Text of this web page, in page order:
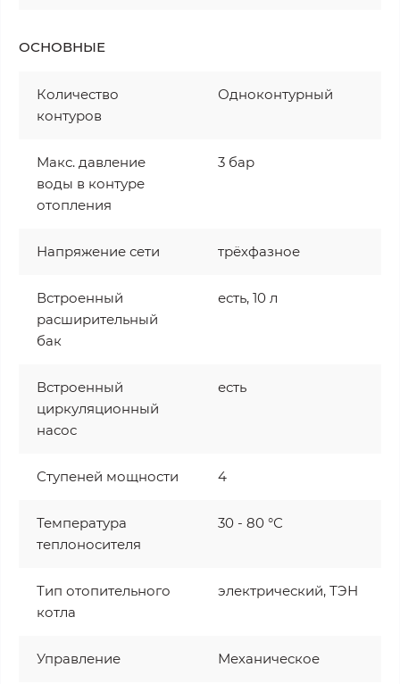
ОСНОВНЫЕ
Количество
контуров
Одноконтурный
Макс. давление
воды в контуре
отопления
3 бар
Напряжение сети трёхфазное
Встроенный
расширительный
бак
есть, 10 л
Встроенный
циркуляционный
насос
есть
Ступеней мощности 4
Температура
теплоносителя
30 - 80 °С
Тип отопительного
котла
электрический, ТЭН
Управление Механическое